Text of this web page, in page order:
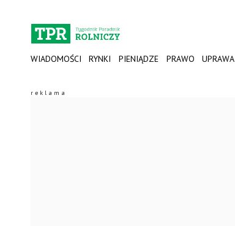
WIADOMOŚCI RYNKI PIENIĄDZE PRAWO UPRAWA